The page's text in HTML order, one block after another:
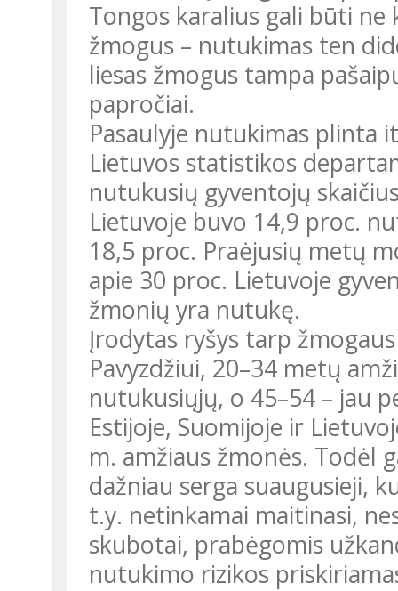
Tongos karalius gali būti ne
žmogus – nutukimas ten
liesas žmogus tampa
papročiai.
Pasaulyje nutukimas plinta it epidemija. Neaplenkia ji ir Lietuvos.
Lietuvos statistikos
nutukusių gyventojų
Lietuvoje buvo 14,9 proc.
18,5 proc. Praėjusių metų
apie 30 proc. Lietuvoje
žmonių yra nutukę.
Įrodytas ryšys tarp žmogaus amžiaus ir nutukimo paplitimo.
Pavyzdžiui, 20–34 metų
nutukusiųjų, o 45–54 – jau
Estijoje, Suomijoje ir
m. amžiaus žmonės. Todėl
dažniau serga suaugusieji,
t.y. netinkamai maitinasi,
skubotai, prabėgomis
nutukimo rizikos